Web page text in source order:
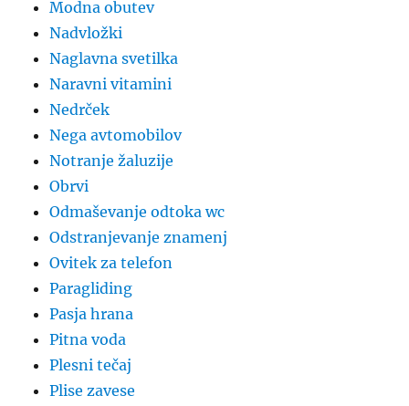
Modna obutev
Nadvložki
Naglavna svetilka
Naravni vitamini
Nedrček
Nega avtomobilov
Notranje žaluzije
Obrvi
Odmaševanje odtoka wc
Odstranjevanje znamenj
Ovitek za telefon
Paragliding
Pasja hrana
Pitna voda
Plesni tečaj
Plise zavese